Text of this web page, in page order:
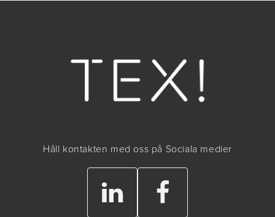
Håll kontakten med oss på Sociala medier